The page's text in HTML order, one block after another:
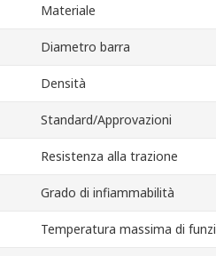
Materiale
Diametro barra
Densità
Standard/Approvazioni
Resistenza alla trazione
Grado di infiammabilità
Temperatura massima di